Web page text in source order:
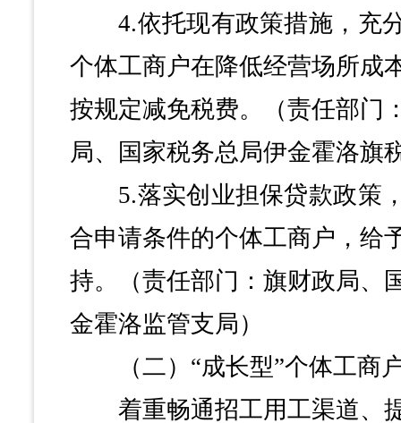
4.依托现有政策措施，充
个体工商户在降低经营场所成
按规定减免税费。（责任部门
局、国家税务总局伊金霍洛旗
5.落实创业担保贷款政策
合申请条件的个体工商户，给
持。（责任部门：旗财政局、
金霍洛监管支局）
（二）“成长型”个体工商
着重畅通招工用工渠道、